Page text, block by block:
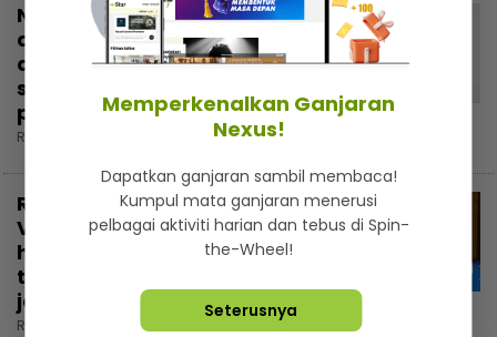
Nama belum cukup
dikenali, Melissa Aurellia
akui kecil hati tapi tak
sanggup buat gimik
popularkan diri
Rabu, 29 Julai 2026 7:30 PM
Ryzal Ibrahim tunjuk
Vespa 946 Dior, ‘second
hand’ tapi harga boleh
tahan… Takut tengok
jelingan Maryam!
Rabu, 29 Julai 2026 2:30 PM
Memperkenalkan Ganjaran
Nexus!
Dapatkan ganjaran sambil membaca!
Kumpul mata ganjaran menerusi
pelbagai aktiviti harian dan tebus di Spin-
the-Wheel!
Seterusnya